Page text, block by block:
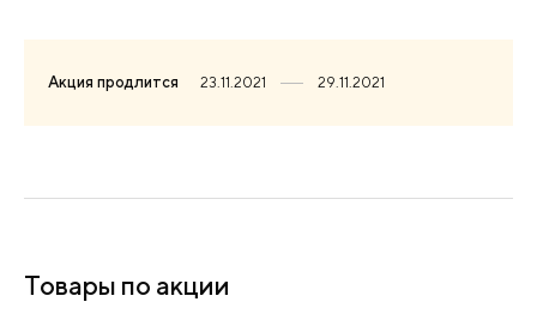
Акция продлится 23.11.2021 29.11.2021
Товары по акции